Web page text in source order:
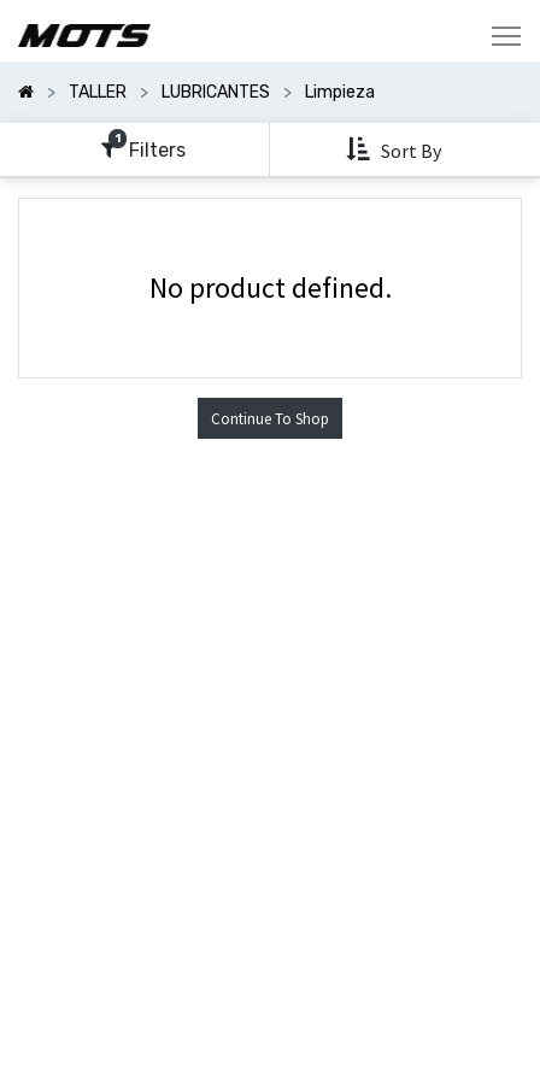
TALLER LUBRICANTES Limpieza
1 Filters Sort By
Categorías
Mostrar
Opciones
No product defined.
Continue To Shop